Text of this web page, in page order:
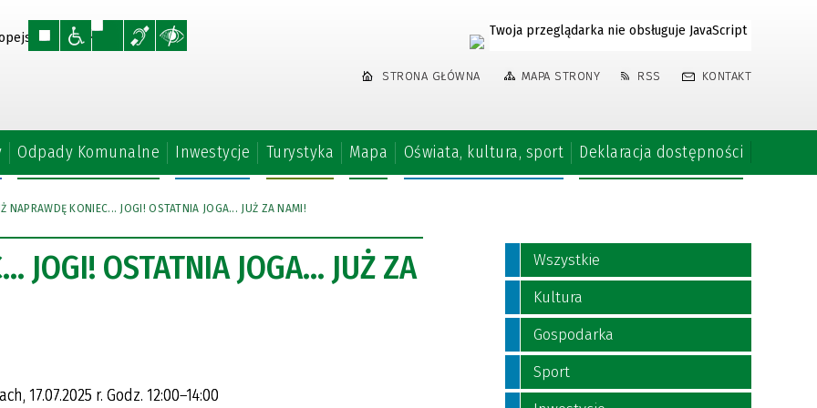
Twoja przeglądarka nie obsługuje JavaScript
STRONA GŁÓWNA MAPA STRONY RSS KONTAKT
Odpady Komunalne Inwestycje Turystyka Mapa Oświata, kultura, sport Deklaracja dostępności
NAPRAWDĘ KONIEC... JOGI! OSTATNIA JOGA... JUŻ ZA NAMI!
JOGI! OSTATNIA JOGA... JUŻ ZA
17.07.2025 r. Godz. 12:00–14:00
Wszystkie
Kultura
Gospodarka
Sport